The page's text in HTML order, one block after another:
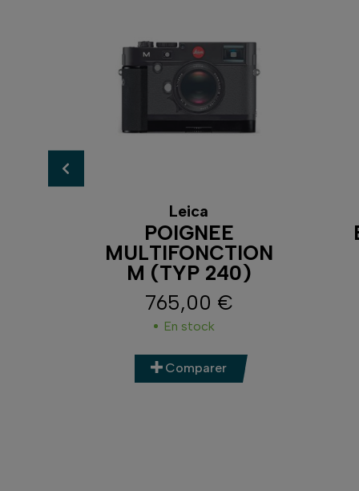
Leica
POIGNEE
MULTIFONCTION
M (TYP 240)
Prix
765,00 €
En stock
Comparer